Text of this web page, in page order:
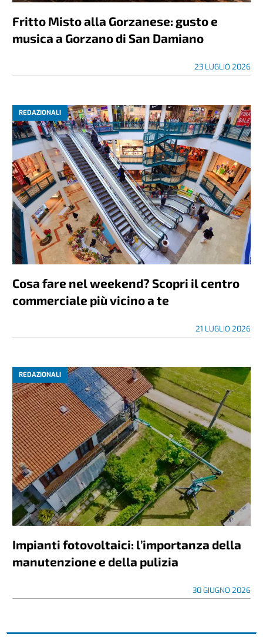
Fritto Misto alla Gorzanese: gusto e
musica a Gorzano di San Damiano
23 LUGLIO 2026
REDAZIONALI
Cosa fare nel weekend? Scopri il centro
commerciale più vicino a te
21 LUGLIO 2026
REDAZIONALI
Impianti fotovoltaici: l’importanza della
manutenzione e della pulizia
30 GIUGNO 2026